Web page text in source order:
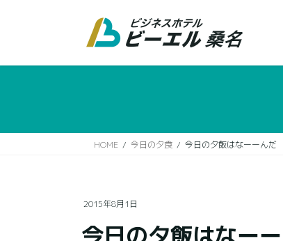
HOME 今日の夕食 今日の夕飯はなーーんだ
2015年8月1日